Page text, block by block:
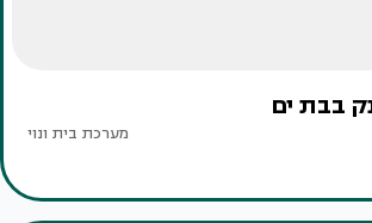
בבת ים
מערכת בית ונוי